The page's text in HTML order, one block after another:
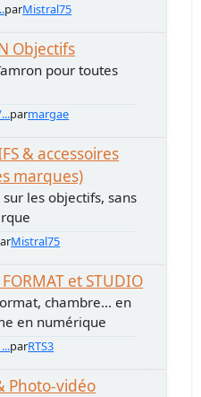
parMistral75
Objectifs
pour toutes
parmargae
& accessoires
marques)
les objectifs, sans
Mistral75
et STUDIO
chambre... en
en numérique
parRTS3
Photo-vidéo